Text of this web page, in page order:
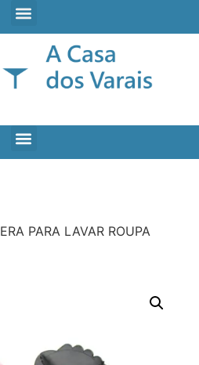
PARA LAVAR ROUPA